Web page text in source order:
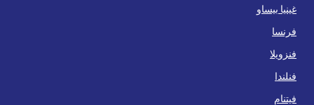
غينيا بيساو
فرنسا
فنزويلا
فنلندا
فيتنام